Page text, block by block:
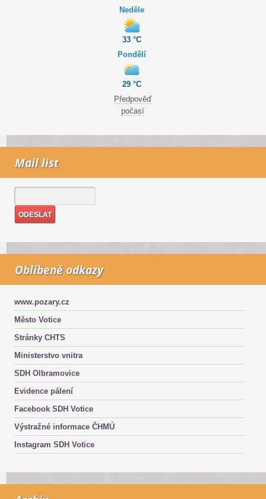
Neděle
33 °C
Pondělí
29 °C
Předpověď
počasí
Mail list
Oblíbené odkazy
www.pozary.cz
Město Votice
Stránky CHTS
Ministerstvo vnitra
SDH Olbramovice
Evidence pálení
Facebook SDH Votice
Výstražné informace ČHMÚ
Instagram SDH Votice